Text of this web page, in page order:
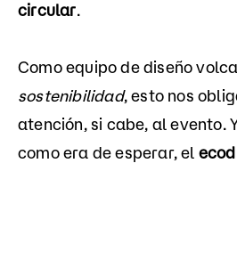
circular.
Como equipo de diseño
sostenibilidad, esto nos
atención, si cabe, al evento.
como era de esperar, el